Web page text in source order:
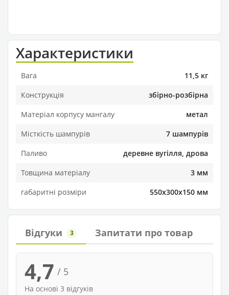
Характеристики
Вага
11,5 кг
Конструкція
збірно-розбірна
Матеріал корпусу мангалу
метал
Місткість шампурів
7 шампурів
Паливо
деревне вугілля, дрова
Товщина матеріалу
3 мм
габаритні розміри
550х300х150 мм
Відгуки 3 Запитати про товар
4,7 / 5
На основі 3 відгуків